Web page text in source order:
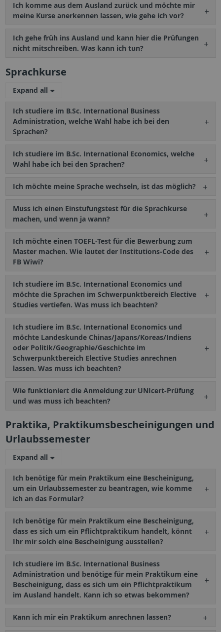
Ich komme aus dem Ausland zurück und möchte mir
meine Kurse anerkennen lassen, wie gehe ich vor?
Ich gehe früh ins Ausland und kann hier die Prüfungen
nicht mitschreiben. Was kann ich tun?
Sprachkurse
Expand all
Ich studiere im B.Sc. International Business
Administration, welche Wahl habe ich bei den
Sprachen?
Ich studiere im B.Sc. International Economics, welche
Wahl habe ich bei den Sprachen?
Ich möchte meine Sprache wechseln, ist das möglich?
Muss ich einen Einstufungstest für die Sprachkurse
machen, und wenn ja wann?
Ich möchte einen TOEFL-Test für die Bewerbung zum
Master machen. Wie lautet der Institutions-Code des
FB Wiwi?
Ich studiere im B.Sc. International Economics und
möchte die Sprachen im Schwerpunktbereich Elective
Studies vertiefen. Was muss ich beachten?
Ich studiere im B.Sc. International Economics und
möchte Landeskunde Chinas/Japans/Koreas/Indiens
oder Politik/Geographie/Geschichte im
Schwerpunktbereich Elective Studies anrechnen
lassen. Was muss ich beachten?
Wie funktioniert die Anmeldung zur UNIcert-Prüfung
und was muss ich beachten?
Praktika, Praktikumsbescheinigungen und
Urlaubssemester
Expand all
Ich benötige für mein Praktikum eine Bescheinigung,
um ein Urlaubssemester zu beantragen, wie komme
ich an das Formular?
Ich benötige für mein Praktikum eine Bescheinigung,
dass es sich um ein Pflichtpraktikum handelt, könnt
Ihr mir solch eine Bescheinigung ausstellen?
Ich studiere im B.Sc. International Business
Administration und benötige für mein Praktikum eine
Bescheinigung, dass es sich um ein Pflichtpraktikum
im Ausland handelt. Kann ich so etwas bekommen?
Kann ich mir ein Praktikum anrechnen lassen?